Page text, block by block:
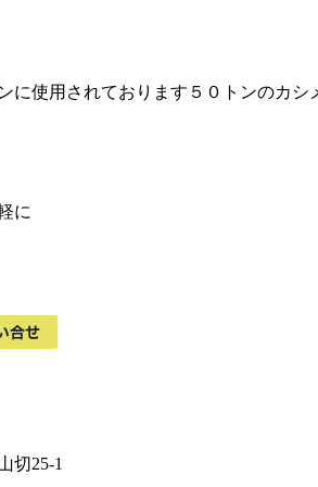
に使用されております５０トンのカシ
に
切25-1